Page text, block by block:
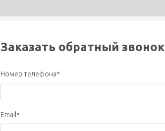
Заказать обратный звонок
Номер телефона*
Email*